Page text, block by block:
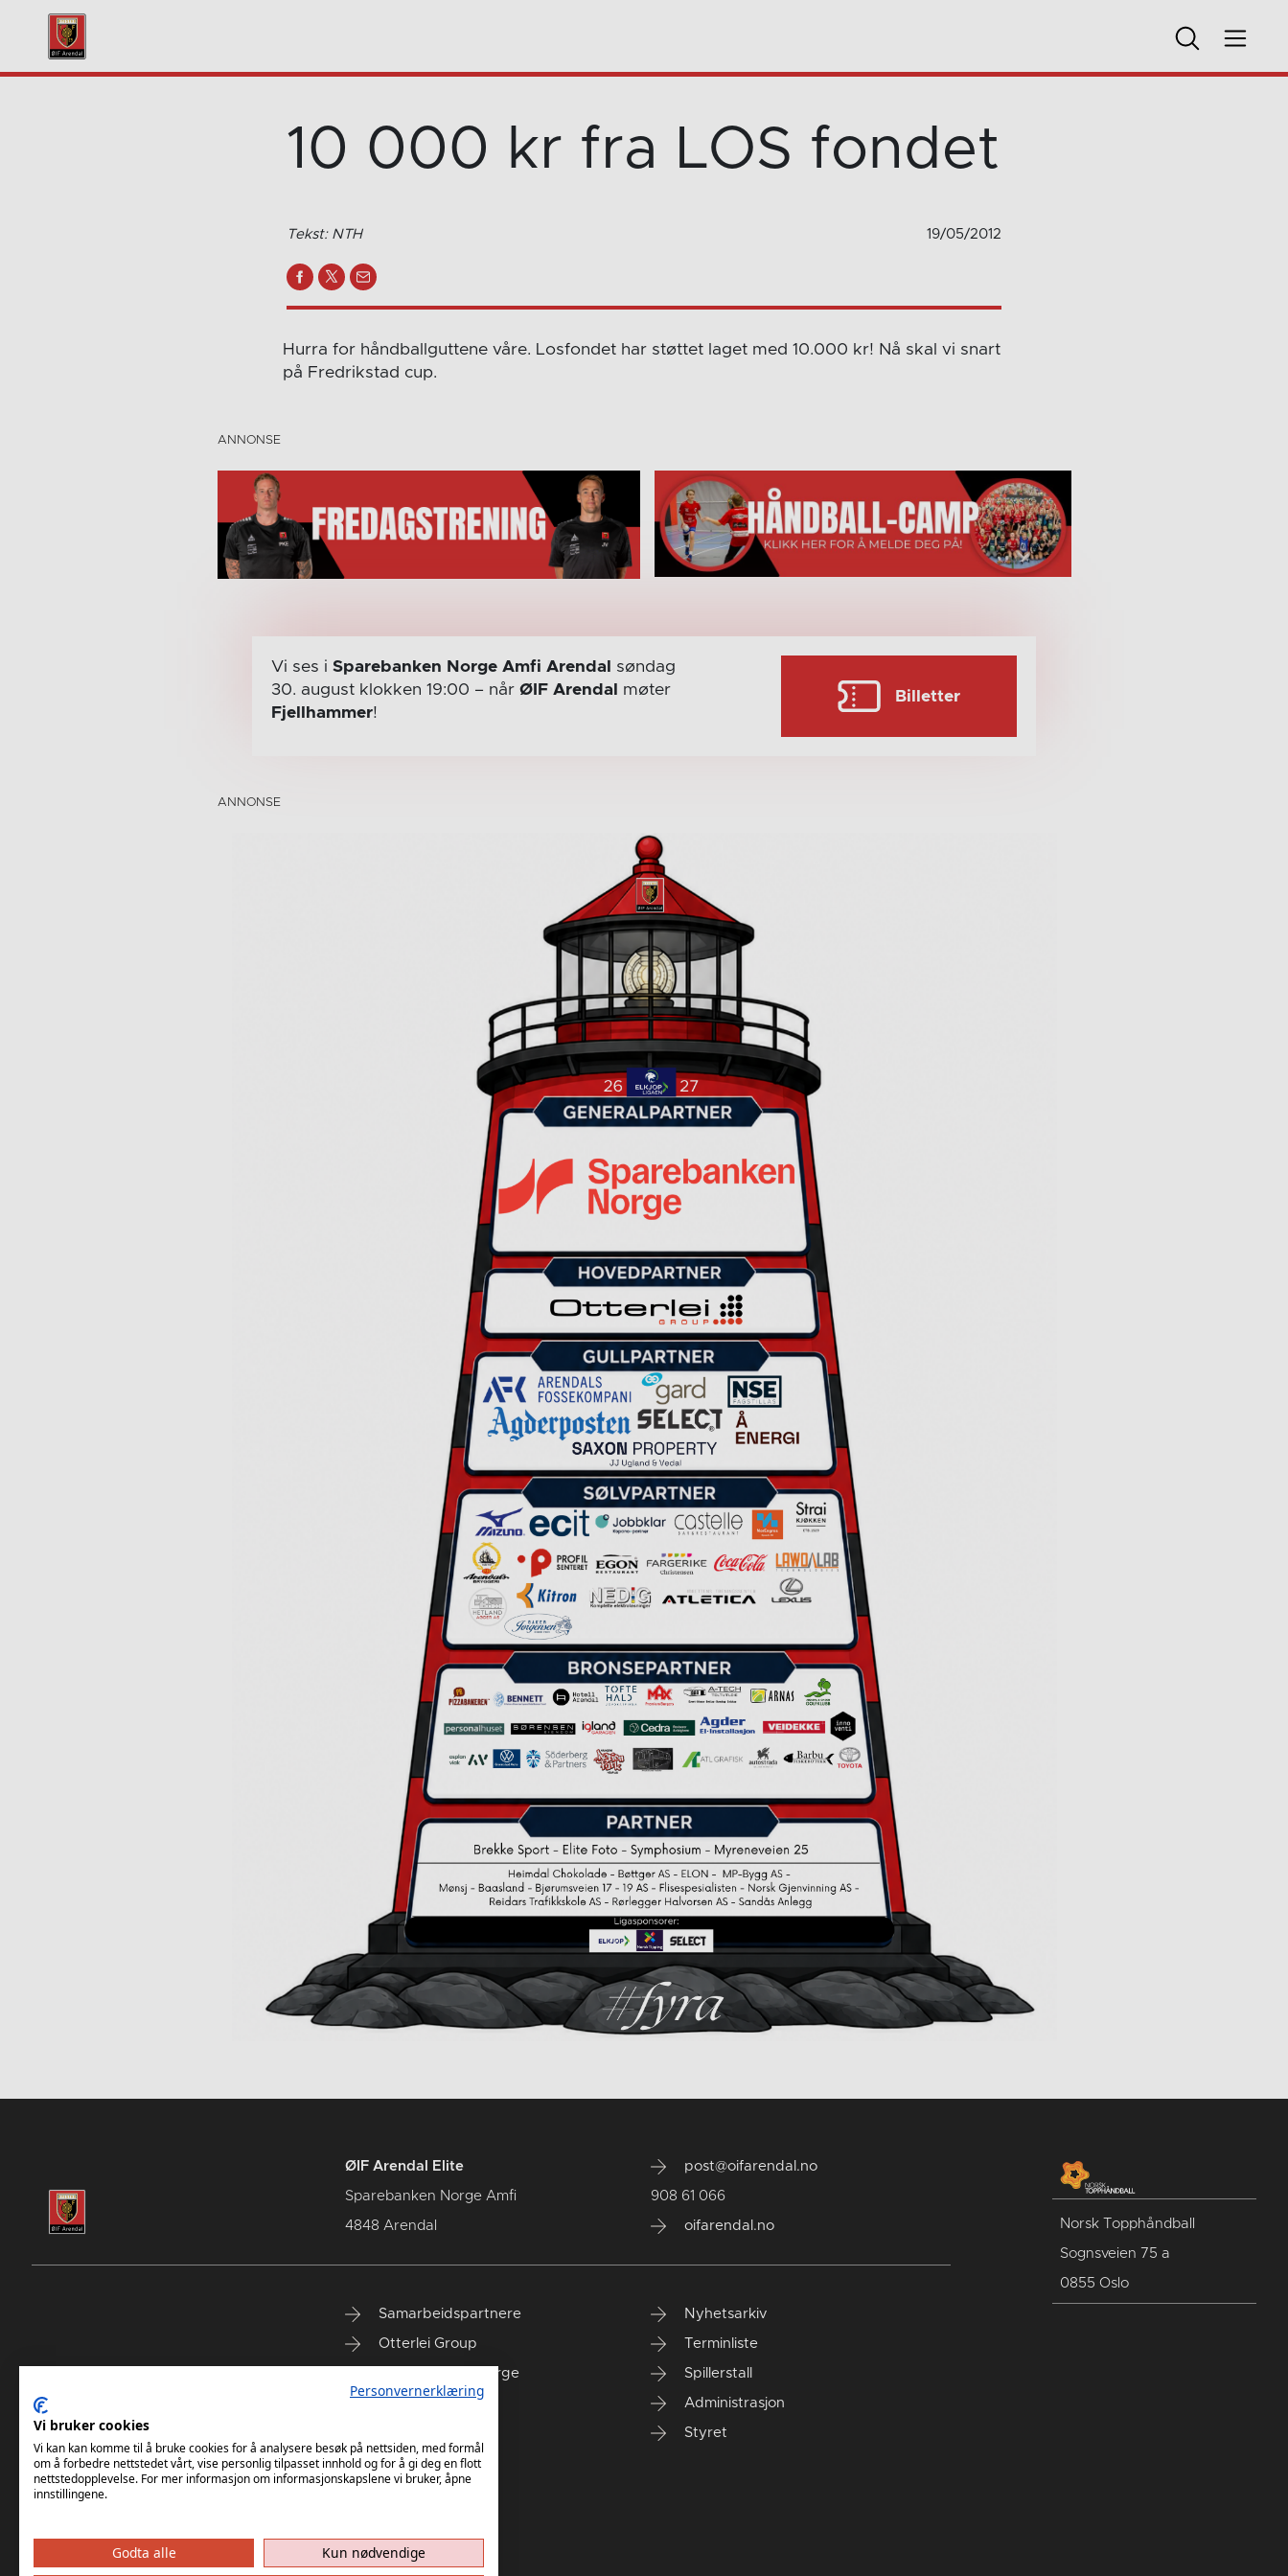
10 000 kr fra LOS fondet
Tekst: NTH 19/05/2012
Hurra for håndballguttene våre. Losfondet har støttet laget med 10.000 kr! Nå skal vi snart
på Fredrikstad cup.
Vi ses i Sparebanken Norge Amfi Arendal
søndag
30. august klokken 19:00 – når ØIF Arendal
møter
Fjellhammer!
Billetter
ØIF Arendal Elite
Sparebanken Norge Amfi
4848 Arendal
post@oifarendal.no
908 61 066
oifarendal.no
Samarbeidspartnere
Otterlei Group
Sparebanken Norge
Select
Nyhetsarkiv
Terminliste
Spillerstall
Administrasjon
Styret
Norsk Topphåndball
Sognsveien 75 a
0855 Oslo
Personvernerklæring
Vi bruker cookies
Vi kan kan komme til å bruke cookies for å analysere besøk på nettsiden, med formål
om å forbedre nettstedet vårt, vise personlig tilpasset innhold og for å gi deg en flott
nettstedopplevelse. For mer informasjon om informasjonskapslene vi bruker, åpne
innstillingene.
Godta alle Kun nødvendige